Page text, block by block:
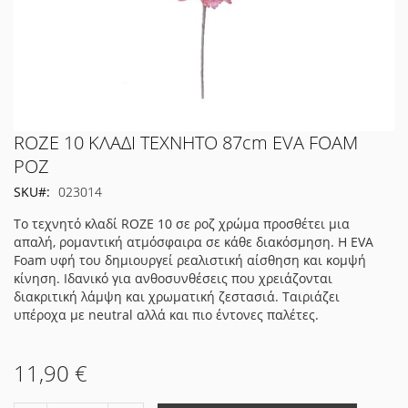
Μετάβαση
στην
αρχή
της
εικόνων
ROZE 10 ΚΛΑΔΙ ΤΕΧΝΗΤΟ 87cm EVA FOAM
ΡΟΖ
SKU
023014
Το τεχνητό κλαδί ROZE 10 σε ροζ χρώμα προσθέτει μια
απαλή, ρομαντική ατμόσφαιρα σε κάθε διακόσμηση. Η EVA
Foam υφή του δημιουργεί ρεαλιστική αίσθηση και κομψή
κίνηση. Ιδανικό για ανθοσυνθέσεις που χρειάζονται
διακριτική λάμψη και χρωματική ζεστασιά. Ταιριάζει
υπέροχα με neutral αλλά και πιο έντονες παλέτες.
11,90 €